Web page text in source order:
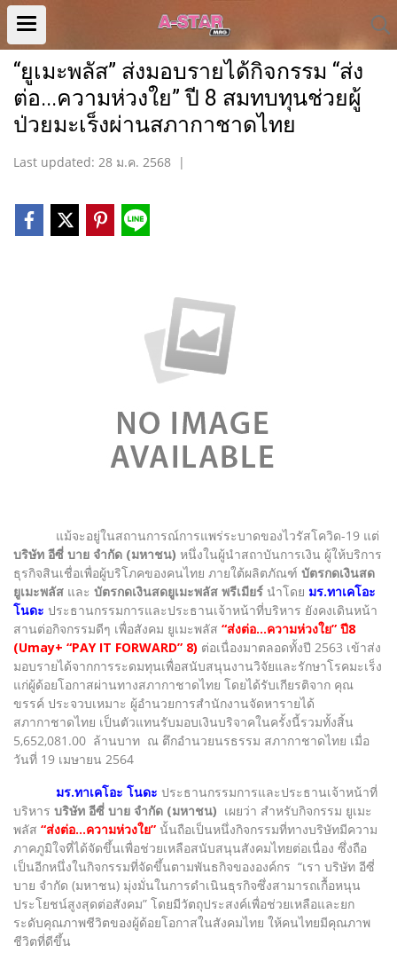
“ยูเมะพลัส” ส่งมอบรายได้กิจกรรม “ส่ง
ต่อ...ความห่วงใย” ปี 8 สมทบทุนช่วยผู้
ป่วยมะเร็งผ่านสภากาชาดไทย
Last updated: 28 ม.ค. 2568 |
แม้จะอยู่ในสถานการณ์การแพร่ระบาดของไวรัสโควิด-19 แต่
บริษัท อีซี่ บาย จำกัด (มหาชน) หนึ่งในผู้นำสถาบันการเงิน ผู้ให้บริการ
ธุรกิจสินเชื่อเพื่อผู้บริโภคของคนไทย ภายใต้ผลิตภัณฑ์ บัตรกดเงินสด
ยูเมะพลัส และ บัตรกดเงินสดยูเมะพลัส พรีเมียร์ นำโดย มร.ทาเคโอะ
โนดะ ประธานกรรมการและประธานเจ้าหน้าที่บริหาร ยังคงเดินหน้า
สานต่อกิจกรรมดีๆ เพื่อสังคม ยูเมะพลัส “ส่งต่อ...ความห่วงใย” ปี8
(Umay+ “PAY IT FORWARD” 8) ต่อเนื่องมาตลอดทั้งปี 2563 เข้าส่ง
มอบรายได้จากการระดมทุนเพื่อสนับสนุนงานวิจัยและรักษาโรคมะเร็ง
แก่ผู้ด้อยโอกาสผ่านทางสภากาชาดไทย โดยได้รับเกียรติจาก คุณ
ขรรค์ ประจวบเหมาะ ผู้อำนวยการสำนักงานจัดหารายได้
สภากาชาดไทย เป็นตัวแทนรับมอบเงินบริจาคในครั้งนี้รวมทั้งสิ้น
5,652,081.00 ล้านบาท ณ ตึกอำนวยนรธรรม สภากาชาดไทย เมื่อ
วันที่ 19 เมษายน 2564
มร.ทาเคโอะ โนดะ ประธานกรรมการและประธานเจ้าหน้าที่
บริหาร บริษัท อีซี่ บาย จำกัด (มหาชน) เผยว่า สำหรับกิจกรรม ยูเมะ
พลัส “ส่งต่อ...ความห่วงใย” นั้นถือเป็นหนึ่งกิจกรรมที่ทางบริษัทมีความ
ภาคภูมิใจที่ได้จัดขึ้นเพื่อช่วยเหลือสนับสนุนสังคมไทยต่อเนื่อง ซึ่งถือ
เป็นอีกหนึ่งในกิจกรรมที่จัดขึ้นตามพันธกิจขององค์กร “เรา บริษัท อีซี่
บาย จำกัด (มหาชน) มุ่งมั่นในการดำเนินธุรกิจซึ่งสามารถเกื้อหนุน
ประโยชน์สูงสุดต่อสังคม” โดยมีวัตถุประสงค์เพื่อช่วยเหลือและยก
ระดับคุณภาพชีวิตของผู้ด้อยโอกาสในสังคมไทย ให้คนไทยมีคุณภาพ
ชีวิตที่ดีขึ้น